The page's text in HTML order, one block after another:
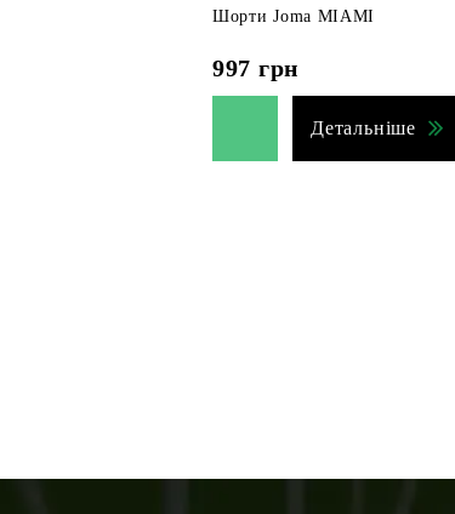
Шорти Joma MIAMI
997 грн
Детальніше